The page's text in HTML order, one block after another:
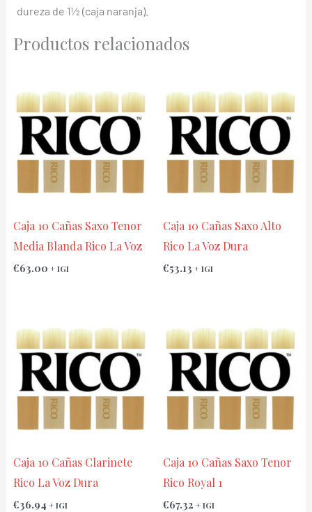
dureza de 1½ (caja naranja).
Productos relacionados
Caja 10 Cañas Saxo Tenor
Media Blanda Rico La Voz
€63.00 + IGI
Caja 10 Cañas Saxo Alto
Rico La Voz Dura
€53.13 + IGI
Caja 10 Cañas Clarinete
Rico La Voz Dura
€36.94 + IGI
Caja 10 Cañas Saxo Tenor
Rico Royal 1
€67.32 + IGI